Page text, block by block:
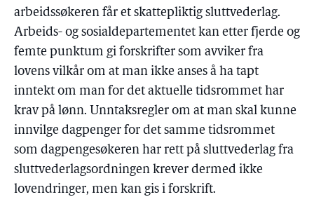
arbeidssøkeren får et skattepliktig sluttvederlag.
Arbeids- og sosialdepartementet kan etter fjerde og
femte punktum gi forskrifter som avviker fra
lovens vilkår om at man ikke anses å ha tapt
inntekt om man for det aktuelle tidsrommet har
krav på lønn. Unntaksregler om at man skal kunne
innvilge dagpenger for det samme tidsrommet
som dagpengesøkeren har rett på sluttvederlag fra
sluttvederlagsordningen krever dermed ikke
lovendringer, men kan gis i forskrift.